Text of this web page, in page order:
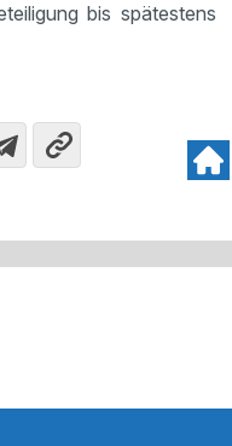
bis spätestens